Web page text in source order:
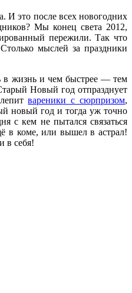
И это после всех новогодних
Мы конец света 2012,
пережили. Так что
мыслей за праздники
в жизнь и чем быстрее — тем
Новый год отпразднует
вареники с сюрпризом,
новый год и тогда уж точно
с кем не пытался связаться
в коме, или вышел в астрал!
в себя!